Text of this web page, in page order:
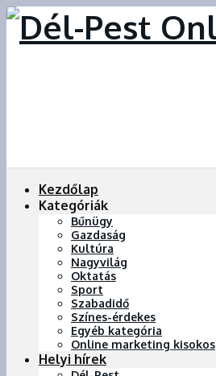
Kezdőlap
Kategóriák
Bűnügy
Gazdaság
Kultúra
Nagyvilág
Oktatás
Sport
Szabadidő
Színes-érdekes
Egyéb kategória
Online marketing kisokos
Helyi hírek